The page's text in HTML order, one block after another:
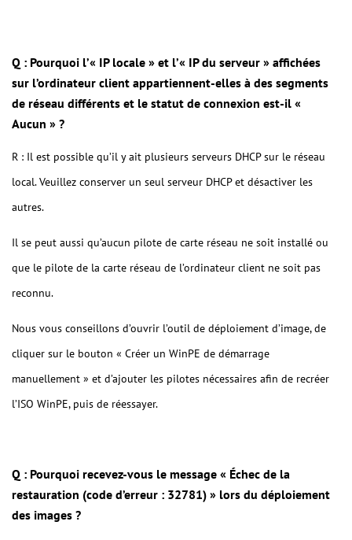
Q : Pourquoi l’« IP locale » et l’« IP du serveur » affichées
sur l’ordinateur client appartiennent-elles à des segments
de réseau différents et le statut de connexion est-il «
Aucun » ?
R : Il est possible qu’il y ait plusieurs serveurs DHCP sur le réseau
local. Veuillez conserver un seul serveur DHCP et désactiver les
autres.
Il se peut aussi qu’aucun pilote de carte réseau ne soit installé ou
que le pilote de la carte réseau de l’ordinateur client ne soit pas
reconnu.
Nous vous conseillons d’ouvrir l’outil de déploiement d’image, de
cliquer sur le bouton « Créer un WinPE de démarrage
manuellement » et d’ajouter les pilotes nécessaires afin de recréer
l’ISO WinPE, puis de réessayer.
Q : Pourquoi recevez-vous le message « Échec de la
restauration (code d’erreur : 32781) » lors du déploiement
des images ?